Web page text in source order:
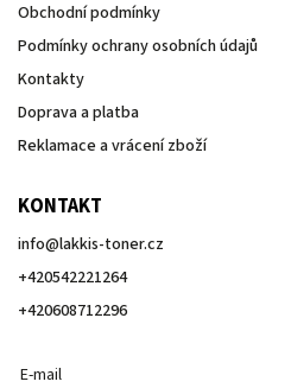
Obchodní podmínky
Podmínky ochrany osobních údajů
Kontakty
Doprava a platba
Reklamace a vrácení zboží
KONTAKT
info@lakkis-toner.cz
+420542221264
+420608712296
E-mail